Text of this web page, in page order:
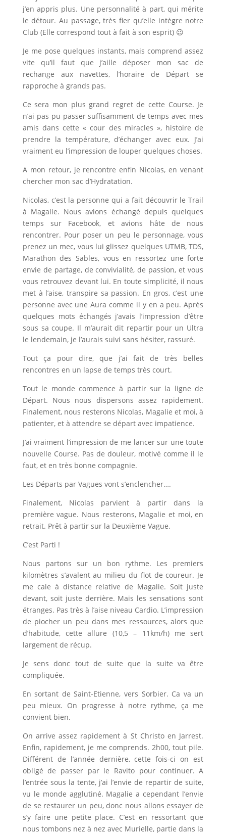
j’en appris plus. Une personnalité à part, qui mérite
le détour. Au passage, très fier qu’elle intègre notre
Club (Elle correspond tout à fait à son esprit) 😉
Je me pose quelques instants, mais comprend assez
vite qu’il faut que j’aille déposer mon sac de
rechange aux navettes, l’horaire de Départ se
rapproche à grands pas.
Ce sera mon plus grand regret de cette Course. Je
n’ai pas pu passer suffisamment de temps avec mes
amis dans cette « cour des miracles », histoire de
prendre la température, d’échanger avec eux. J’ai
vraiment eu l’impression de louper quelques choses.
A mon retour, je rencontre enfin Nicolas, en venant
chercher mon sac d’Hydratation.
Nicolas, c’est la personne qui a fait découvrir le Trail
à Magalie. Nous avions échangé depuis quelques
temps sur Facebook, et avions hâte de nous
rencontrer. Pour poser un peu le personnage, vous
prenez un mec, vous lui glissez quelques UTMB, TDS,
Marathon des Sables, vous en ressortez une forte
envie de partage, de convivialité, de passion, et vous
vous retrouvez devant lui. En toute simplicité, il nous
met à l’aise, transpire sa passion. En gros, c’est une
personne avec une Aura comme il y en a peu. Après
quelques mots échangés j’avais l’impression d’être
sous sa coupe. Il m’aurait dit repartir pour un Ultra
le lendemain, je l’aurais suivi sans hésiter, rassuré.
Tout ça pour dire, que j’ai fait de très belles
rencontres en un lapse de temps très court.
Tout le monde commence à partir sur la ligne de
Départ. Nous nous dispersons assez rapidement.
Finalement, nous resterons Nicolas, Magalie et moi, à
patienter, et à attendre se départ avec impatience.
J’ai vraiment l’impression de me lancer sur une toute
nouvelle Course. Pas de douleur, motivé comme il le
faut, et en très bonne compagnie.
Les Départs par Vagues vont s’enclencher….
Finalement, Nicolas parvient à partir dans la
première vague. Nous resterons, Magalie et moi, en
retrait. Prêt à partir sur la Deuxième Vague.
C’est Parti !
Nous partons sur un bon rythme. Les premiers
kilomètres s’avalent au milieu du flot de coureur. Je
me cale à distance relative de Magalie. Soit juste
devant, soit juste derrière. Mais les sensations sont
étranges. Pas très à l’aise niveau Cardio. L’impression
de piocher un peu dans mes ressources, alors que
d’habitude, cette allure (10,5 – 11km/h) me sert
largement de récup.
Je sens donc tout de suite que la suite va être
compliquée.
En sortant de Saint-Etienne, vers Sorbier. Ca va un
peu mieux. On progresse à notre rythme, ça me
convient bien.
On arrive assez rapidement à St Christo en Jarrest.
Enfin, rapidement, je me comprends. 2h00, tout pile.
Différent de l’année dernière, cette fois-ci on est
obligé de passer par le Ravito pour continuer. A
l’entrée sous la tente, j’ai l’envie de repartir de suite,
vu le monde agglutiné. Magalie a cependant l’envie
de se restaurer un peu, donc nous allons essayer de
s’y faire une petite place. C’est en ressortant que
nous tombons nez à nez avec Murielle, partie dans la